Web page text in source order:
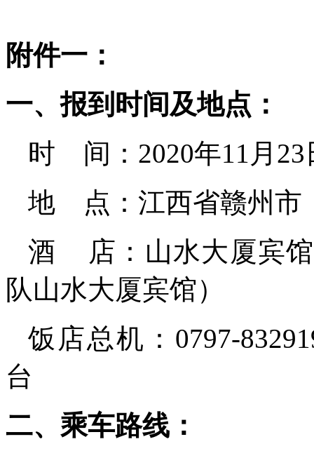
附件一：
一、报到时间及地点：
时
间： 2020年11 月 23
地
点：江西省赣州市
酒
店：山水大厦宾
队山水大厦宾馆）
饭店总机：0797-
台
二、乘车路线：